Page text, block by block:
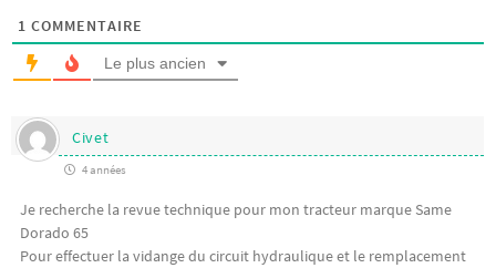
1 COMMENTAIRE
Le plus ancien
Civet
4 années
Je recherche la revue technique pour mon tracteur marque Same
Dorado 65
Pour effectuer la vidange du circuit hydraulique et le remplacement